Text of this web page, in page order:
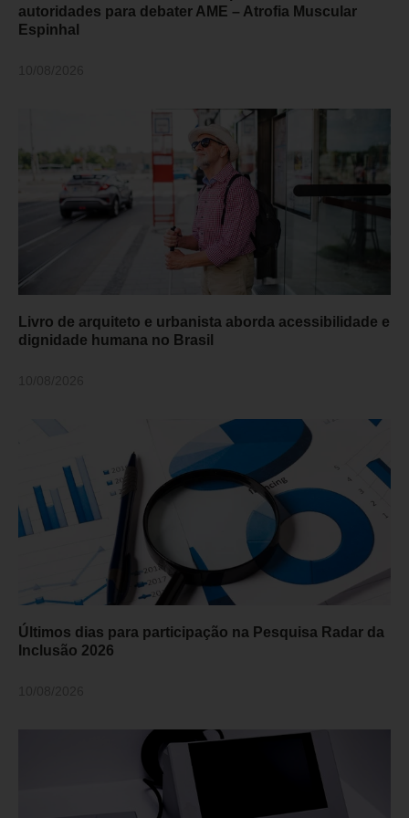
autoridades para debater AME – Atrofia Muscular
Espinhal
Livro de arquiteto e urbanista aborda acessibilidade e
dignidade humana no Brasil
Últimos dias para participação na Pesquisa Radar da
Inclusão 2026